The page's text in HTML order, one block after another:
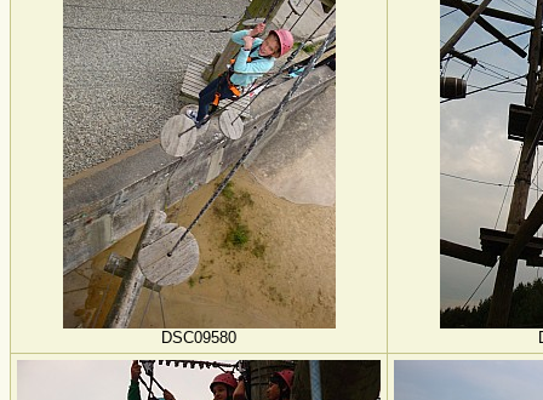
DSC09580